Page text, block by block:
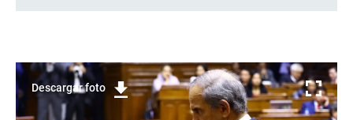
Descargar foto